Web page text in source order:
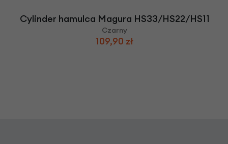
Cylinder hamulca Magura HS33/HS22/HS11
Czarny
109,90 zł